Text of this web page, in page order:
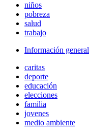
niños
pobreza
salud
trabajo
Información general
caritas
deporte
educación
elecciones
familia
jovenes
medio ambiente